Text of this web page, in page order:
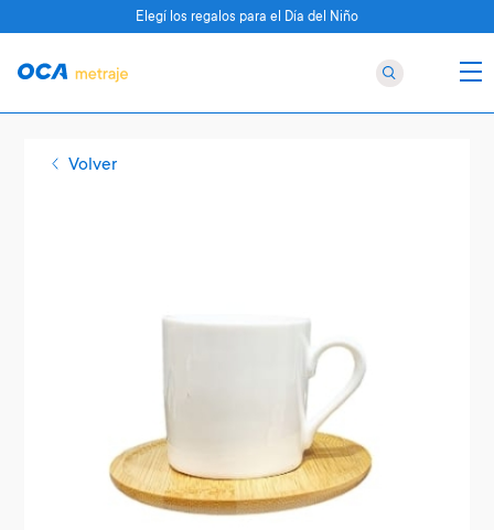
Volver
Elegí los regalos para el Día del Niño